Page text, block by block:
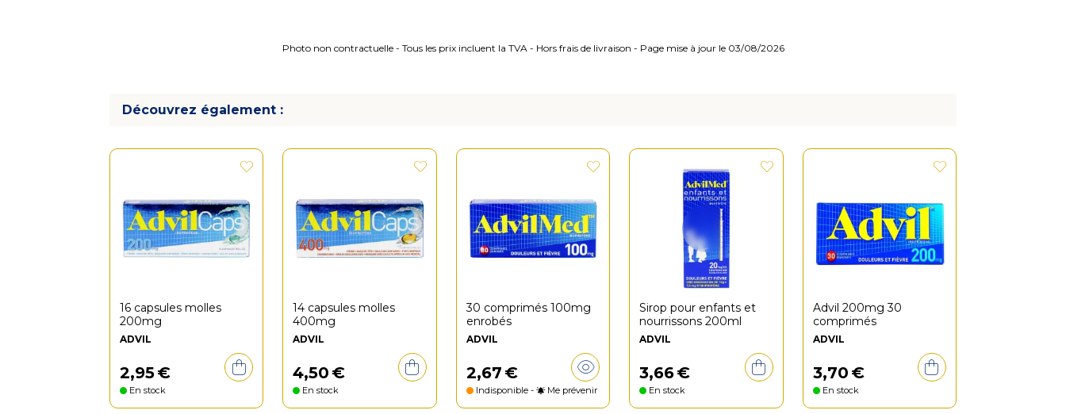
Photo non contractuelle - Tous les prix incluent la TVA - Hors frais de livraison - Page mise à jour le 03/08/2026
Découvrez également :
16 capsules molles
200mg
ADVIL
2,95€
En stock
14 capsules molles
400mg
ADVIL
4,50 €
En stock
30 comprimés 100mg
enrobés
ADVIL
2,67 €
Indisponible - Me prévenir
Sirop pour enfants et
nourrissons 200ml
ADVIL
3,66€
En stock
Advil 200mg 30
comprimés
ADVIL
3,70 €
En stock